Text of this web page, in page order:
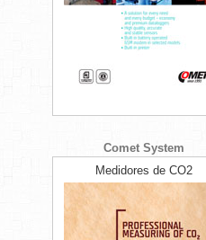
Comet System
Medidores de CO2